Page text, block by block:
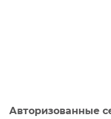
Авторизованные